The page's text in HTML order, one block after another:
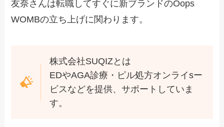
友奈さんは転職してすぐに新ブランドのOops
WOMBの立ち上げに関わります。
株式会社SUQIZとは
EDやAGA診療・ピル処方オンライsー
ビスなどを提供、サポートしていま
す。